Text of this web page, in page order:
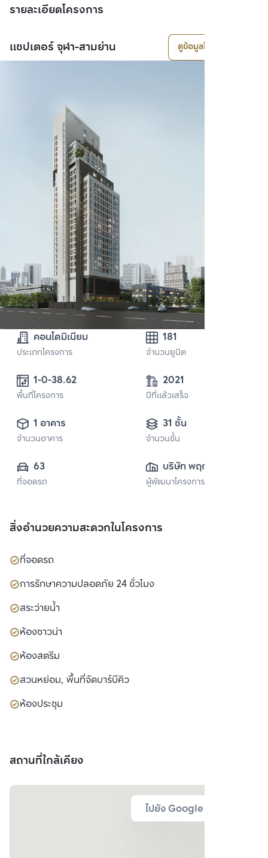
รายละเอียดโครงการ
แชปเตอร์ จุฬา-สามย่าน ดูข้อมูลโครงการ
คอนโดมิเนียม
ประเภทโครงการ
181
จำนวนยูนิต
1-0-38.62
พื้นที่โครงการ
2021
ปีที่แล้วเสร็จ
1 อาคาร
จำนวนอาคาร
31 ชั้น
จำนวนชั้น
63
ที่จอดรถ
บริษัท พฤกษา เรียล
เอสเตท จำกัด
ผู้พัฒนาโครงการ
สิ่งอำนวยความสะดวกในโครงการ
ที่จอดรถ
การรักษาความปลอดภัย 24 ชั่วโมง
สระว่ายน้ำ
ห้องซาวน่า
ห้องสตรีม
สวนหย่อม, พื้นที่จัดบาร์บีคิว
ห้องประชุม
สถานที่ใกล้เคียง
ไปยัง Google Map